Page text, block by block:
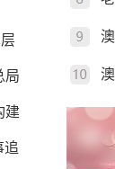
局
建
追